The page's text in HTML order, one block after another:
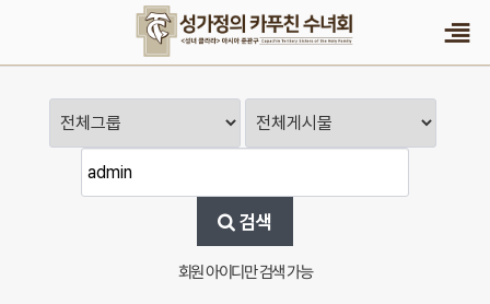
검색
회원 아이디만 검색 가능